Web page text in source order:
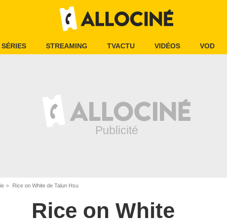
SÉRIES STREAMING TVACTU VIDÉOS VOD
Rice on White de Talun Hsu
Rice on White